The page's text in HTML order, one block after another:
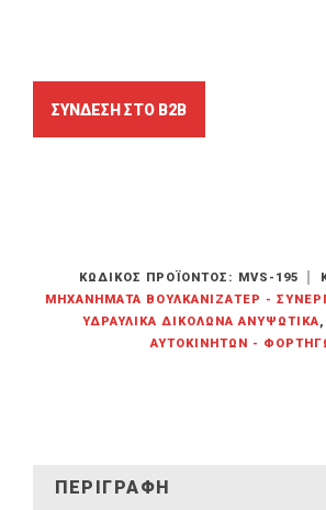
ΚΩΔΙΚΌΣ ΠΡΟΪΌΝΤΟΣ: MVS-195
ΜΗΧΑΝΉΜΑΤΑ ΒΟΥΛΚΑΝΙΖΑΤΈΡ -
ΥΔΡΑΥΛΙΚΆ ΔΙΚΌΛΩΝΑ ΑΝΥΨΩΤΙΚΆ
ΑΥΤΟΚΙΝΉΤΩΝ -
ΠΕΡΙΓΡΑΦΉ